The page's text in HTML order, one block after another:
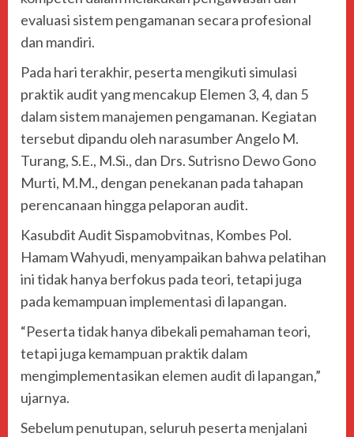
evaluasi sistem pengamanan secara profesional
dan mandiri.
Pada hari terakhir, peserta mengikuti simulasi
praktik audit yang mencakup Elemen 3, 4, dan 5
dalam sistem manajemen pengamanan. Kegiatan
tersebut dipandu oleh narasumber Angelo M.
Turang, S.E., M.Si., dan Drs. Sutrisno Dewo Gono
Murti, M.M., dengan penekanan pada tahapan
perencanaan hingga pelaporan audit.
Kasubdit Audit Sispamobvitnas, Kombes Pol.
Hamam Wahyudi, menyampaikan bahwa pelatihan
ini tidak hanya berfokus pada teori, tetapi juga
pada kemampuan implementasi di lapangan.
“Peserta tidak hanya dibekali pemahaman teori,
tetapi juga kemampuan praktik dalam
mengimplementasikan elemen audit di lapangan,”
ujarnya.
Sebelum penutupan, seluruh peserta menjalani